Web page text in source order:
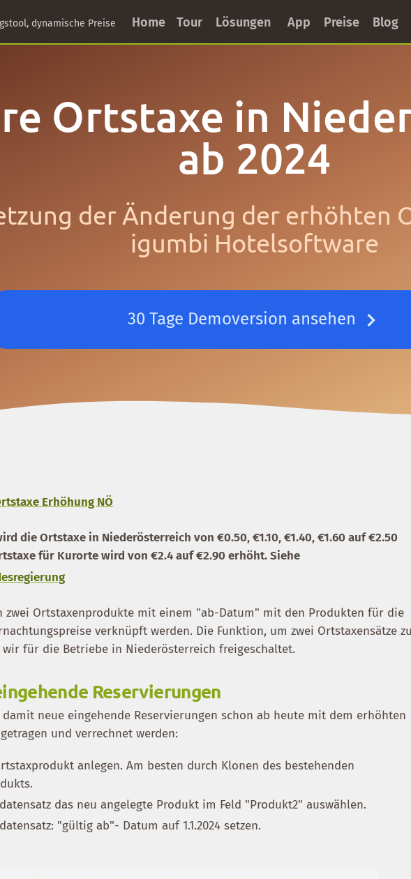
dynamische Preise Home Tour Lösungen App Preise Blog
Ortstaxe in
ab 2024
der Änderung der erhöhten
igumbi Hotelsoftware
30 Tage Demoversion ansehen
Erhöhung NÖ
die Ortstaxe in Niederösterreich von €0.50, €1.10, €1.40, €1.60 auf €2.50
für Kurorte wird von €2.4 auf €2.90 erhöht. Siehe
zwei Ortstaxenprodukte mit einem "ab-Datum" mit den Produkten für die
verknüpft werden. Die Funktion, um zwei Ortstaxensätze
wir für die Betriebe in Niederösterreich freigeschaltet.
Reservierungen
damit neue eingehende Reservierungen schon ab heute mit dem erhöhten
und verrechnet werden:
anlegen. Am besten durch Klonen des bestehenden
das neu angelegte Produkt im Feld "Produkt2" auswählen.
"gültig ab"- Datum auf 1.1.2024 setzen.